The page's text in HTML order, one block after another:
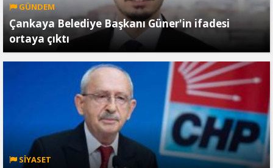
GÜNDEM
Çankaya Belediye Başkanı Güner'in ifadesi
ortaya çıktı
SİYASET